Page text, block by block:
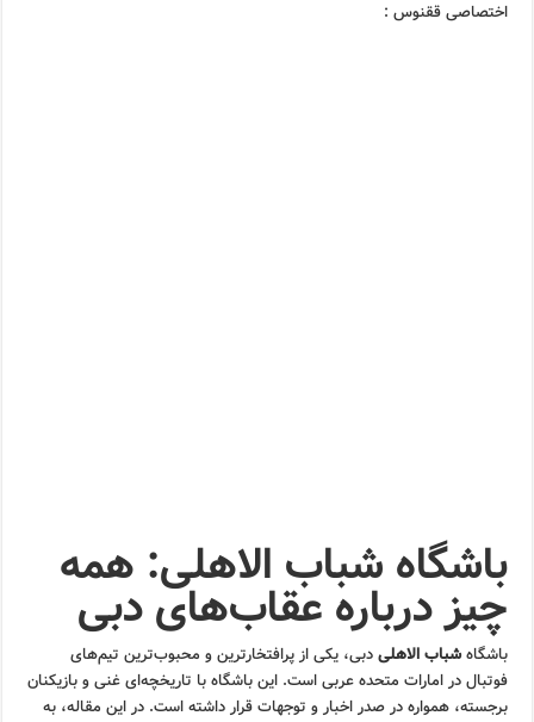
اختصاصی ققنوس :
باشگاه شباب الاهلی: همه
چیز درباره عقاب‌های دبی
باشگاهشباب الاهلیدبی، یکی از پرافتخارترین و محبوب‌ترین تیم‌های
فوتبال در امارات متحده عربی است. این باشگاه با تاریخچه‌ای غنی و بازیکنان
برجسته، همواره در صدر اخبار و توجهات قرار داشته است. در این مقاله، به